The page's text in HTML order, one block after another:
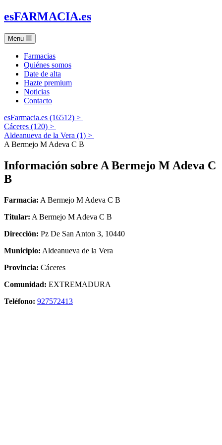
esFARMACIA.es
Menu
Farmacias
Quiénes somos
Date de alta
Hazte premium
Noticias
Contacto
esFarmacia.es (16512) >
Cáceres (120) >
Aldeanueva de la Vera (1) >
A Bermejo M Adeva C B
Información sobre A Bermejo M Adeva C
B
Farmacia: A Bermejo M Adeva C B
Titular: A Bermejo M Adeva C B
Dirección: Pz De San Anton 3, 10440
Municipio: Aldeanueva de la Vera
Provincia: Cáceres
Comunidad: EXTREMADURA
Teléfono: 927572413